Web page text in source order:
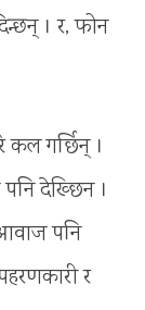
। र, फोन
कल गर्छिन् ।
पनि देख्छिन ।
पनि
र